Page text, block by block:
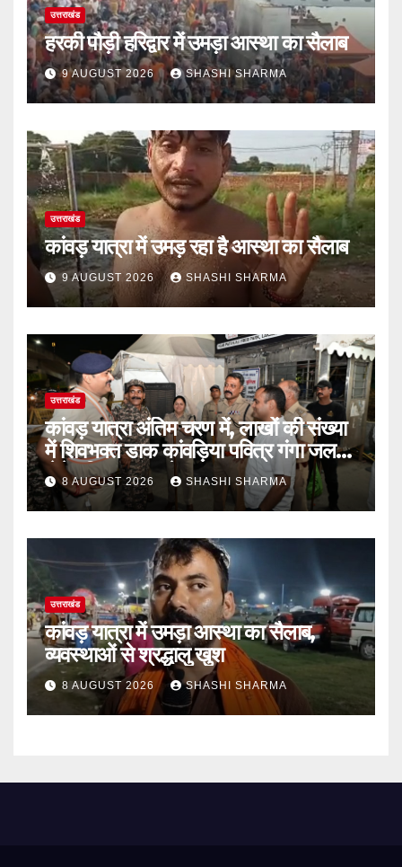
उत्तराखंड
हरकी पौड़ी हरिद्वार में उमड़ा आस्था का सैलाब
9 AUGUST 2026 SHASHI SHARMA
उत्तराखंड
कांवड़ यात्रा में उमड़ रहा है आस्था का सैलाब
9 AUGUST 2026 SHASHI SHARMA
उत्तराखंड
कांवड़ यात्रा अंतिम चरण में, लाखों की संख्या
में शिवभक्त डाक कांवड़िया पवित्र गंगा जल
लेने हरिद्वार पहुंच रहे
8 AUGUST 2026 SHASHI SHARMA
उत्तराखंड
कांवड़ यात्रा में उमड़ा आस्था का सैलाब,
व्यवस्थाओं से श्रद्धालु खुश
8 AUGUST 2026 SHASHI SHARMA